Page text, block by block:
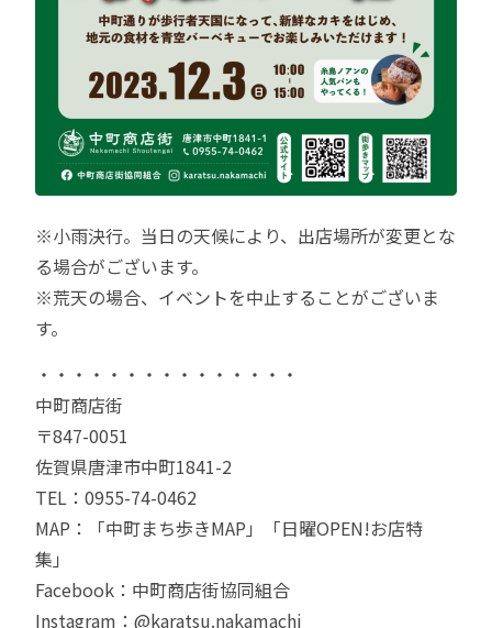
※小雨決行。当日の天候により、出店場所が変更とな
る場合がございます。
※荒天の場合、イベントを中止することがございま
す。
・・・・・・・・・・・・・・・
中町商店街
〒847-0051
佐賀県唐津市中町1841-2
TEL：0955-74-0462
MAP：
「中町まち歩きMAP」
「日曜OPEN!お店特
集」
Facebook： 中町商店街協同組合
Instagram： @karatsu.nakamachi